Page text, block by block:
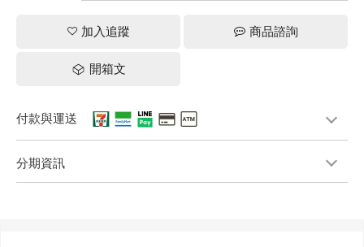
加入追蹤 商品諮詢
開箱文
付款與運送
分期資訊